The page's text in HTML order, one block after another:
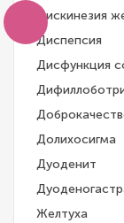
Дискинезия
Диспепсия
Дисфункция
Долихосигма
Дуоденит
Желтуха